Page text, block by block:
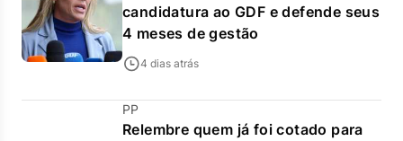
candidatura ao GDF e defende seus
4 meses de gestão
4 dias atrás
PP
Relembre quem já foi cotado para